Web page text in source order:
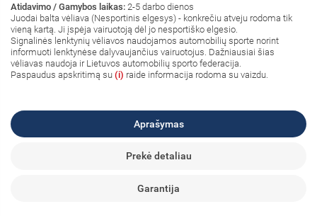
Atidavimo / Gamybos laikas: 2-5 darbo dienos
Juodai balta vėliava (Nesportinis elgesys) - konkrečiu atveju rodoma tik
vieną kartą. Ji įspėja vairuotoją dėl jo nesportiško elgesio.
Signalinės lenktynių vėliavos naudojamos automobilių sporte norint
informuoti lenktynėse dalyvaujančius vairuotojus. Dažniausiai šias
vėliavas naudoja ir Lietuvos automobilių sporto federacija.
Paspaudus apskritimą su (i) raide informacija rodoma su vaizdu.
Aprašymas
Prekė detaliau
Garantija